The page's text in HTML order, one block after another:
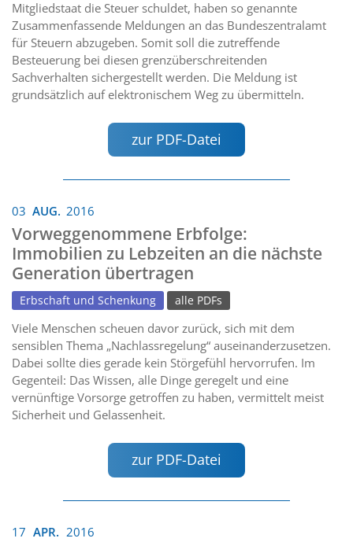
Mitgliedstaat die Steuer schuldet, haben so genannte
Zusammenfassende Meldungen an das Bundeszentralamt
für Steuern abzugeben. Somit soll die zutreffende
Besteuerung bei diesen grenzüberschreitenden
Sachverhalten sichergestellt werden. Die Meldung ist
grundsätzlich auf elektronischem Weg zu übermitteln.
zur PDF-Datei
03 AUG. 2016
Vorweggenommene Erbfolge:
Immobilien zu Lebzeiten an die nächste
Generation übertragen
Erbschaft und Schenkung alle PDFs
Viele Menschen scheuen davor zurück, sich mit dem
sensiblen Thema „Nachlassregelung“ auseinanderzusetzen.
Dabei sollte dies gerade kein Störgefühl hervorrufen. Im
Gegenteil: Das Wissen, alle Dinge geregelt und eine
vernünftige Vorsorge getroffen zu haben, vermittelt meist
Sicherheit und Gelassenheit.
zur PDF-Datei
17 APR. 2016